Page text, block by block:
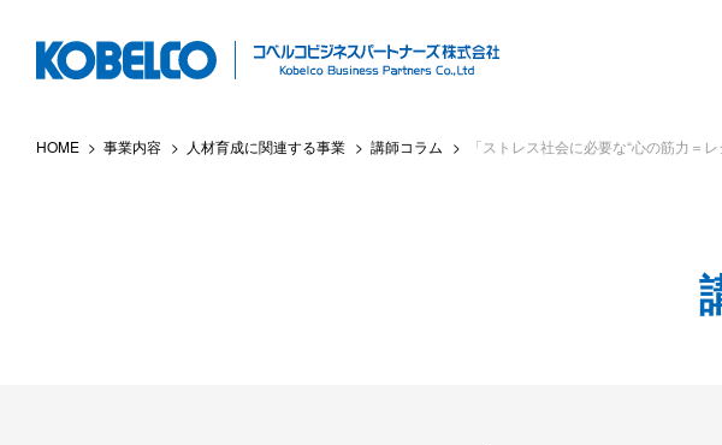
HOME 事業内容 人材育成に関連する事業 講師コラム 「ストレス社会に必要な“心の筋力＝